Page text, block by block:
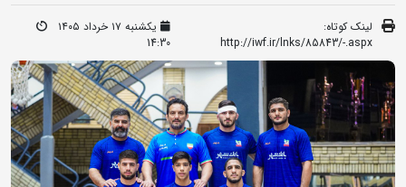
لینک کوتاه:
http://iwf.ir/lnks/85843/-.aspx
یکشنبه ۱۷ خرداد ۱۴۰۵
14:30